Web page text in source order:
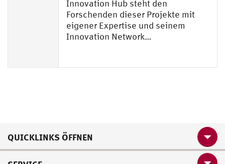
Innovation Hub steht den
Forschenden dieser Projekte mit
eigener Expertise und seinem
Innovation Network…
QUICKLINKS ÖFFNEN